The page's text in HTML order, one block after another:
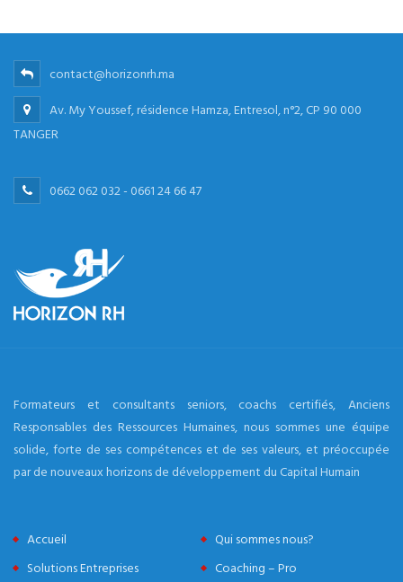
contact@horizonrh.ma
Av. My Youssef, résidence Hamza, Entresol, n°2, CP 90 000
TANGER
0662 062 032 - 0661 24 66 47
Formateurs et consultants seniors, coachs certifiés, Anciens
Responsables des Ressources Humaines, nous sommes une équipe
solide, forte de ses compétences et de ses valeurs, et préoccupée
par de nouveaux horizons de développement du Capital Humain
Accueil
Qui sommes nous?
Solutions Entreprises
Coaching – Pro